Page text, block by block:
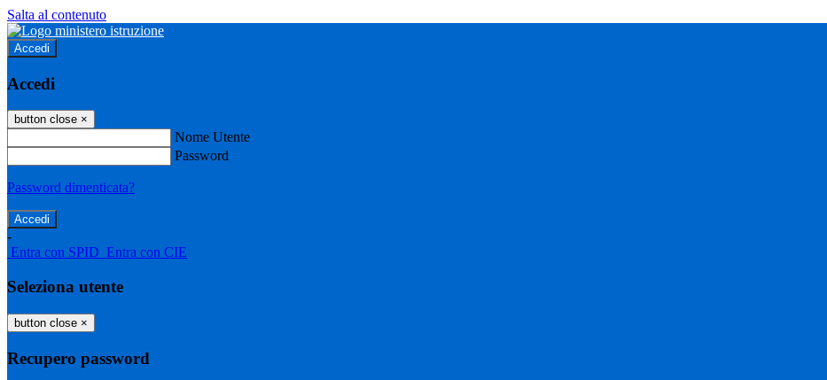
Salta al contenuto
Accedi
Accedi
button close ×
Nome Utente
Password
Password dimenticata?
-
Entra con SPID Entra con CIE
Seleziona utente
button close ×
Recupero password